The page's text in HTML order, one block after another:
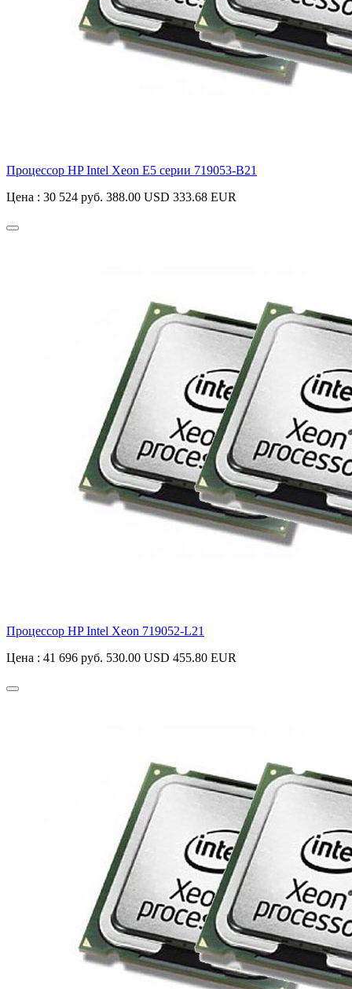
Процессор HP Intel Xeon E5 серии 719053-B21
Цена : 30 524 руб. 388.00 USD 333.68 EUR
Процессор HP Intel Xeon 719052-L21
Цена : 41 696 руб. 530.00 USD 455.80 EUR